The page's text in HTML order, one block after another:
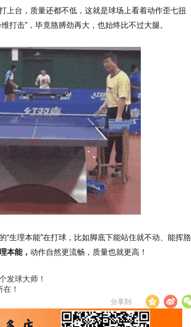
上台，质量还都不低，这就是球场上看着动作歪七扭
打击”，毕竟胳膊劲再大，也始终比不过大腿。
生理本能”在打球，比如脚底下能站住就不动、能挥胳
本能， 动作自然更流畅，质量也就更高！
发球大师！
！
分享到: